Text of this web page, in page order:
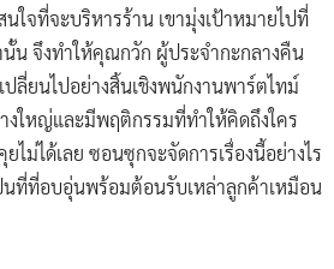
ใจที่จะบริหารร้าน เขามุ่งเป้าหมายไปที่
นั้น จึงทำให้คุณกวัก ผู้ประจำกะกลางคืน
ปลี่ยนไปอย่างสิ้นเชิงพนักงานพาร์ตไทม์
งใหญ่และมีพฤติกรรมที่ทำให้คิดถึงใคร
ม่ได้เลย ซอนซุกจะจัดการเรื่องนี้อย่างไร
ป็นที่ที่อบอุ่นพร้อมต้อนรับเหล่าลูกค้าเหมือน